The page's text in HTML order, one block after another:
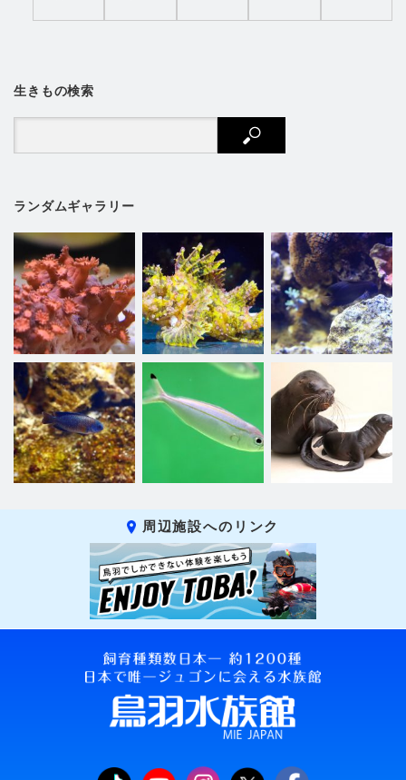
生きもの検索
ランダムギャラリー
周辺施設へのリンク